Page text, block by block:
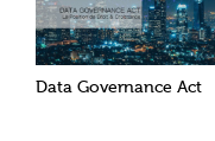
Data Governance Act